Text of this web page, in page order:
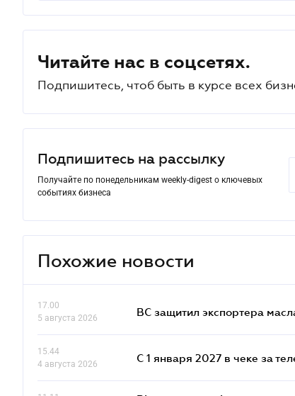
Читайте нас в соцсетях.
Подпишитесь, чтоб быть в курсе всех
Подпишитесь на рассылку
Получайте по понедельникам weekly-digest о ключевых
событиях бизнеса
Похожие новости
17.00
5 августа 2026
ВС защитил экспортера
15.44
4 августа 2026
С 1 января 2027 в чеке за